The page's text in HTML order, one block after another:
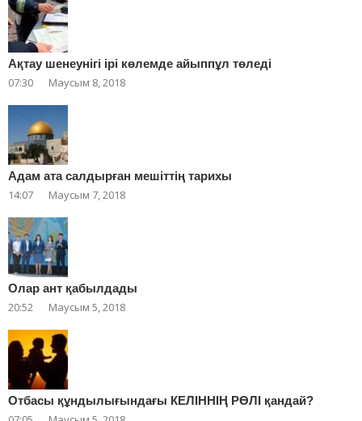
Ақтау шенеунігі ірі көлемде айыппұл төледі
07:30 Маусым 8, 2018
Адам ата салдырған мешіттің тарихы
14:07 Маусым 7, 2018
Олар ант қабылдады
20:52 Маусым 5, 2018
Отбасы құндылығындағы КЕЛІННІҢ РӨЛІ қандай?